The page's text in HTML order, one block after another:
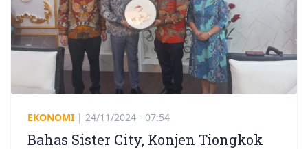
EKONOMI | 24/11/2024 - 07:54
Bahas Sister City, Konjen Tiongkok